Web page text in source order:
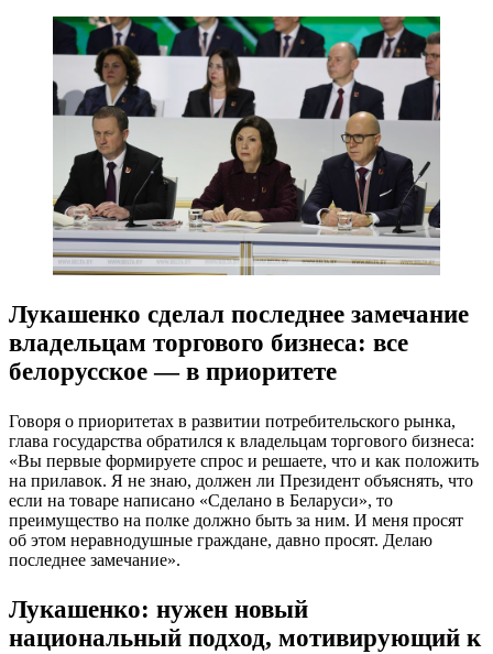
Лукашенко сделал последнее замечание
владельцам торгового бизнеса: все
белорусское — в приоритете
Говоря о приоритетах в развитии потребительского рынка,
глава государства обратился к владельцам торгового бизнеса:
«Вы первые формируете спрос и решаете, что и как положить
на прилавок. Я не знаю, должен ли Президент объяснять, что
если на товаре написано «Сделано в Беларуси», то
преимущество на полке должно быть за ним. И меня просят
об этом неравнодушные граждане, давно просят. Делаю
последнее замечание».
Лукашенко: нужен новый
национальный подход, мотивирующий к